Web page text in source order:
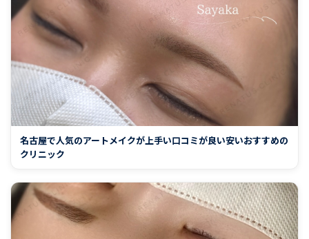
名古屋で人気のアートメイクが上手い口コミが良い安いおすすめの
クリニック